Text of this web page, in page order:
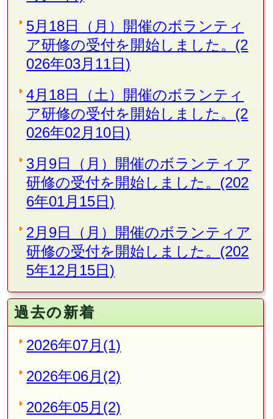
5月18日（月）開催のボランティ
ア研修の受付を開始しました。(2
026年03月11日)
4月18日（土）開催のボランティ
ア研修の受付を開始しました。(2
026年02月10日)
3月9日（月）開催のボランティア
研修の受付を開始しました。(202
6年01月15日)
2月9日（月）開催のボランティア
研修の受付を開始しました。(202
5年12月15日)
過去の新着
2026年07月(1)
2026年06月(2)
2026年05月(2)